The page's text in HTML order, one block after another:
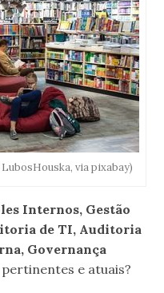
via pixabay)
Internos, Gestão
de TI, Auditoria
Governança
e atuais?